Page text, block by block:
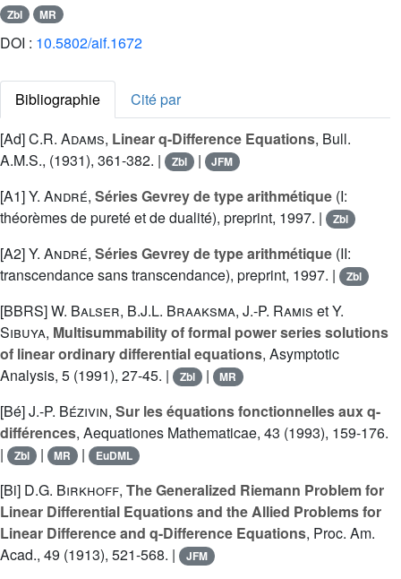
Zbl MR
DOI : 10.5802/aif.1672
Bibliographie
Cité par
[Ad]C.R. Adams, Linear q-Difference Equations, Bull.
A.M.S., (1931), 361-382. |
Zbl | JFM
[A1]Y. André, Séries Gevrey de type arithmétique (I:
théorèmes de pureté et de dualité), preprint, 1997. |
Zbl
[A2]Y. André, Séries Gevrey de type arithmétique (II:
transcendance sans transcendance), preprint, 1997. |
Zbl
[BBRS]W. Balser, B.J.L. Braaksma, J.-P. Ramis etY.
Sibuya, Multisummability of formal power series solutions
of linear ordinary differential equations, Asymptotic
Analysis, 5 (1991), 27-45. |
Zbl | MR
[Bé]J.-P. Bézivin, Sur les équations fonctionnelles aux q-
différences, Aequationes Mathematicae, 43 (1993), 159-176.
|
Zbl | MR | EuDML
[Bi] D.G. Birkhoff, The Generalized Riemann Problem for
Linear Differential Equations and the Allied Problems for
Linear Difference and q-Difference Equations, Proc. Am.
Acad., 49 (1913), 521-568. |
JFM